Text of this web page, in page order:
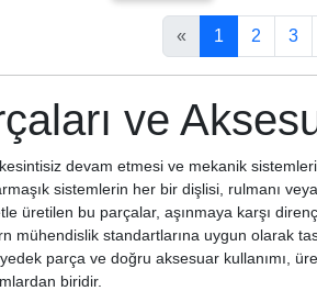
« 1 2 3
ve
devam etmesi ve mekanik
sistemlerin her bir dişlisi, rulmanı
üretilen bu parçalar, aşınmaya karşı
mühendislik standartlarına uygun olarak
yedek parça ve doğru aksesuar kullanımı,
biridir.